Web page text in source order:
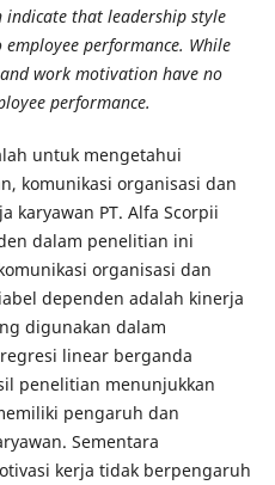
indicate that leadership style
performance. While
work motivation have no
performance.
untuk mengetahui
komunikasi organisasi dan
karyawan PT. Alfa Scorpii
dalam penelitian ini
organisasi dan
dependen adalah kinerja
digunakan dalam
linear berganda
penelitian menunjukkan
pengaruh dan
Sementara
kerja tidak berpengaruh